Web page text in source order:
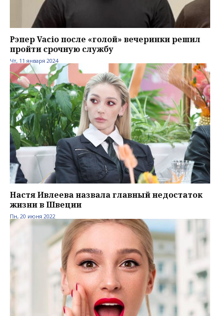
Рэпер Vacio после «голой» вечеринки решил
пройти срочную службу
Чт, 11 января 2024
Настя Ивлеева назвала главный недостаток
жизни в Швеции
Пн, 20 июня 2022